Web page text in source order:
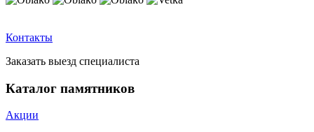
Контакты
Заказать выезд специалиста
Каталог памятников
Акции